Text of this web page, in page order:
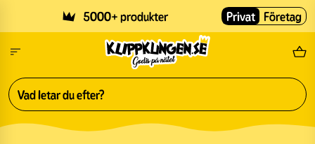
5000+ produkter Fri
Privat Företag